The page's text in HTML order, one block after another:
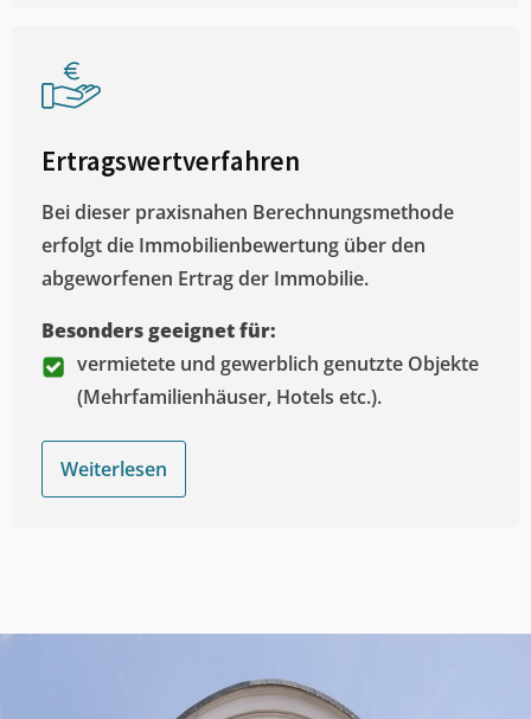
Ertragswertverfahren
Bei dieser praxisnahen Berechnungsmethode
erfolgt die Immobilienbewertung über den
abgeworfenen Ertrag der Immobilie.
Besonders geeignet für:
vermietete und gewerblich genutzte Objekte
(Mehrfamilienhäuser, Hotels etc.).
Weiterlesen